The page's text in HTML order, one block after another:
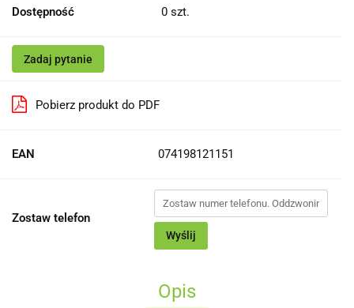
Dostępność 0 szt.
Zadaj pytanie
Pobierz produkt do PDF
EAN 074198121151
Zostaw telefon
Wyślij
Opis